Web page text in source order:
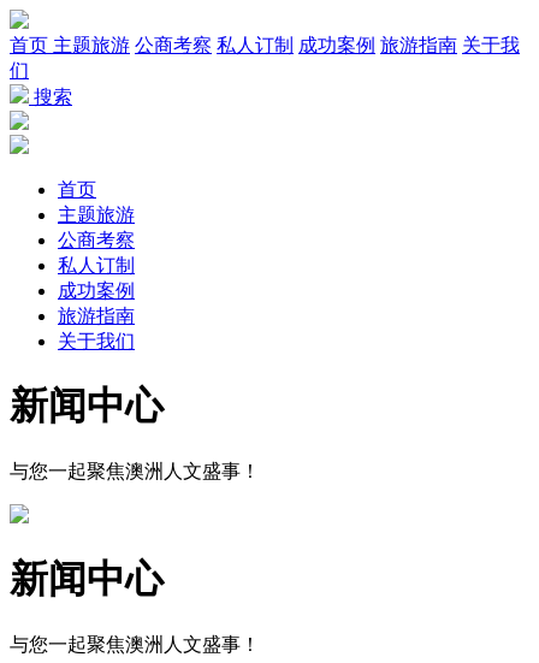
首页 主题旅游 公商考察 私人订制 成功案例 旅游指南 关于我
们
搜索
首页
主题旅游
公商考察
私人订制
成功案例
旅游指南
关于我们
新闻中心
与您一起聚焦澳洲人文盛事！
新闻中心
与您一起聚焦澳洲人文盛事！